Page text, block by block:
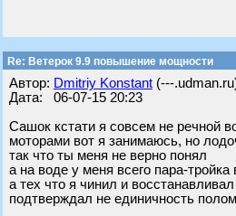
Re: Ветерок 9.9 повышение мощности
Автор: Dmitriy Konstant (---
Дата: 06-07-15 20:23
Сашок кстати я совсем не речной
моторами вот я занимаюсь, но
так что ты меня не верно понял
а на воде у меня всего пара-
а тех что я чинил и
подтверждал не единичность